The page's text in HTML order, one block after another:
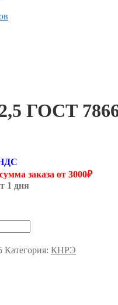
ГОСТ
заказа от 3000₽
1 дня
Категория: КНРЭ